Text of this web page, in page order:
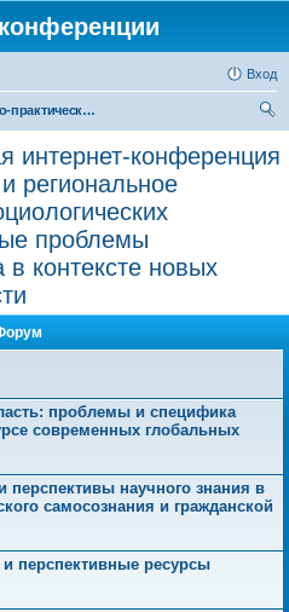
Вход
II Научно-практическая интернет-конференция «Глобальные вызовы и региональное развитие в зеркале социологических измерений» Актуальные проблемы российского общества в контексте новых вызовов современности
ск
интернет-конференция
региональное
проблемы
в контексте новых
проблемы и специфика
современных глобальных
перспективы научного знания в
самосознания и гражданской
перспективные ресурсы